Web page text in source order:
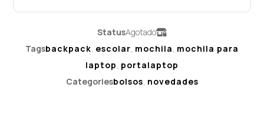
StatusAgotado
Tagsbackpack escolar mochila mochila para
laptop portalaptop
Categoriesbolsos novedades